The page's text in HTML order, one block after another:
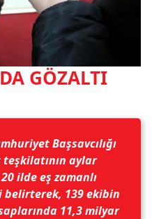
GÖZALTI
Başsavcılığı
aylar
ilde eş zamanlı
belirterek, 139 ekibin
11,3 milyar